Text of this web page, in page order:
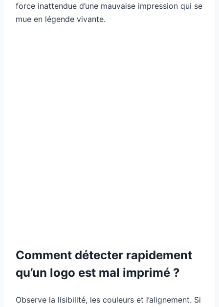
force inattendue d’une mauvaise impression qui se
mue en légende vivante.
Comment détecter rapidement
qu’un logo est mal imprimé ?
Observe la lisibilité, les couleurs et l’alignement. Si